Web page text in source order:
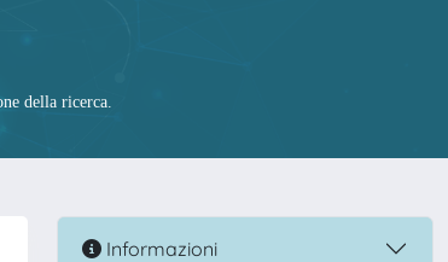
della ricerca.
Informazioni